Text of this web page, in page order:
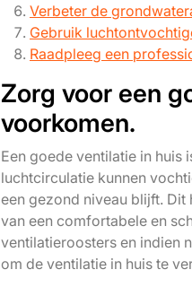
Verbeter de
Gebruik
Raadpleeg een
Zorg voor een
voorkomen.
Een goede ventilatie in
luchtcirculatie kunnen
een gezond niveau blijft.
van een comfortabele en
ventilatieroosters en indien
om de ventilatie in huis te